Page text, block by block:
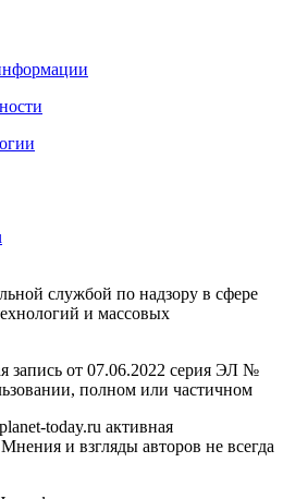
службой по надзору в сфере
и массовых
запись от 07.06.2022 серия ЭЛ №
полном или частичном
today.ru активная
и взгляды авторов не всегда